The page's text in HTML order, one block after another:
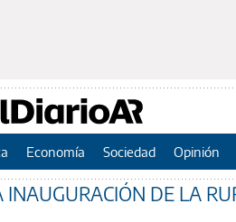
Economía Sociedad Opinión
INAUGURACIÓN DE LA